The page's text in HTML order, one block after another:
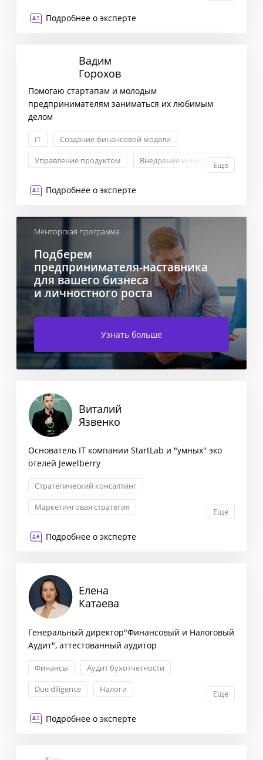
Подробнее о эксперте
Вадим
Горохов
Помогаю стартапам и молодым
предпринимателям заниматься их любимым
делом
IT
Создание финансовой модели
Управление продуктом
Внедрение инноваций
Еще
Подробнее о эксперте
Менторская программа
Подберем
предпринимателя-наставника
для вашего бизнеса
и личностного роста
Узнать больше
Виталий
Язвенко
Основатель IT компании StartLab и "умных" эко
отелей Jewelberry
Стратегический консалтинг
Маркетинговая стратегия
Еще
Подробнее о эксперте
Елена
Катаева
Генеральный директор"Финансовый и Налоговый
Аудит", аттестованный аудитор
Финансы
Aудит бухотчетности
Due diligence
Налоги Еще
Подробнее о эксперте